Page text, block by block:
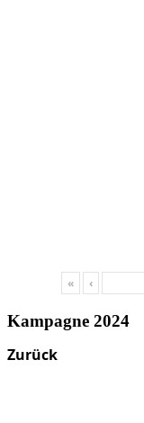
« ‹
Kampagne 2024
Zurück